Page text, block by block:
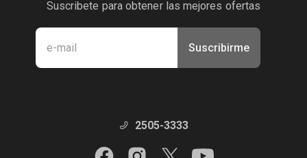
Suscribete para obtener las mejores ofertas
Suscribirme
2505-3333